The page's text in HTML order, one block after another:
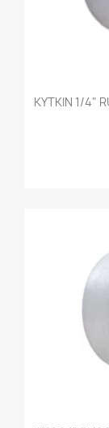
KYTKIN 1/4"